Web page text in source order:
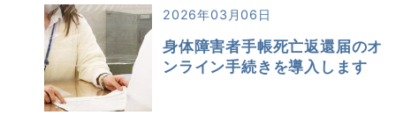
2026年03月06日
身体障害者手帳死亡返還届のオ
ンライン手続きを導入します